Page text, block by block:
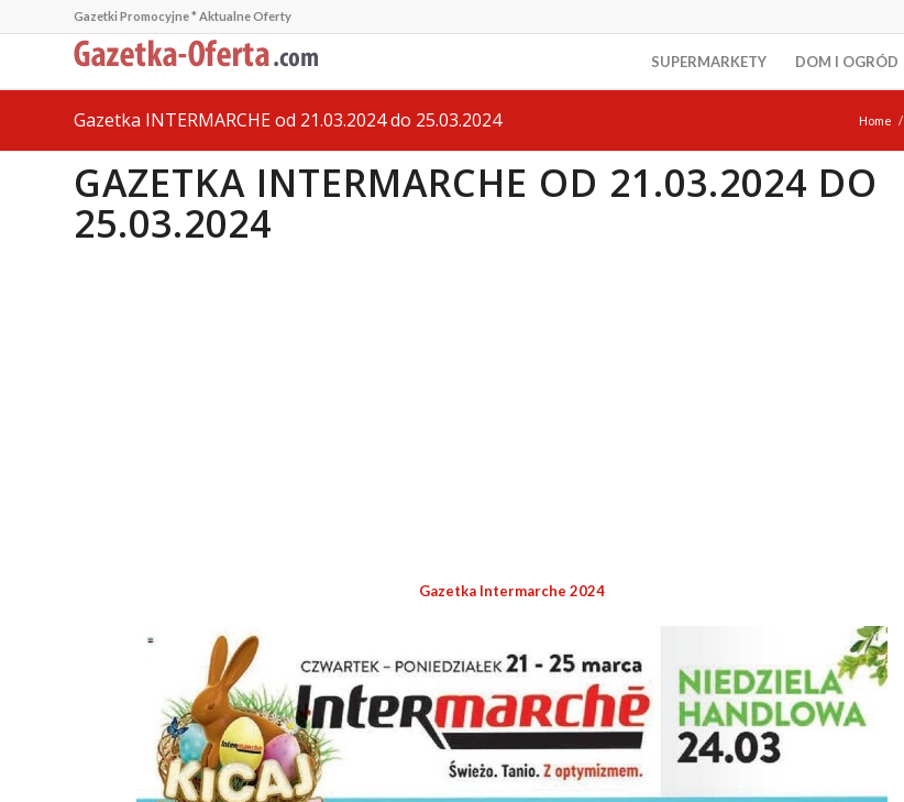
Gazetki Promocyjne * Aktualne Oferty
SUPERMARKETY DOM I OGRÓD
Gazetka INTERMARCHE od 21.03.2024 do 25.03.2024 Home /
GAZETKA INTERMARCHE OD 21.03.2024 DO
25.03.2024
Gazetka Intermarche 2024